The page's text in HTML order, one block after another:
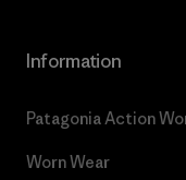
Information
Patagonia Action
Worn Wear